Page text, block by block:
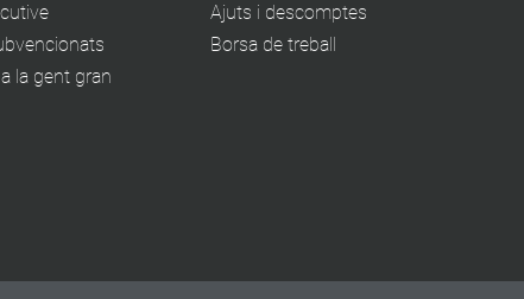
la gent gran
Ajuts i descomptes
Borsa de treball